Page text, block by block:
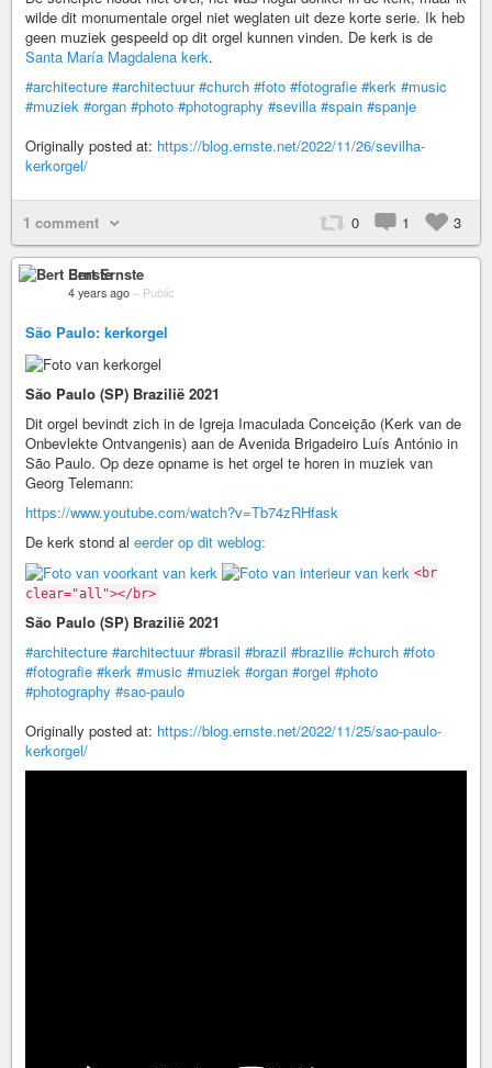
wilde dit monumentale orgel niet weglaten uit deze korte serie. Ik heb
geen muziek gespeeld op dit orgel kunnen vinden. De kerk is de
Santa María Magdalena kerk.
#architecture #architectuur #church #foto #fotografie #kerk #music
#muziek #organ #photo #photography #sevilla #spain #spanje
Originally posted at: https://blog.ernste.net/2022/11/26/sevilha-
kerkorgel/
1 comment 0 1 3
Bert Ernste
4 years ago – Public
São Paulo: kerkorgel
São Paulo (SP) Brazilië 2021
Dit orgel bevindt zich in de Igreja Imaculada Conceição (Kerk van de
Onbevlekte Ontvangenis) aan de Avenida Brigadeiro Luís António in
São Paulo. Op deze opname is het orgel te horen in muziek van
Georg Telemann:
https://www.youtube.com/watch?v=Tb74zRHfask
De kerk stond al eerder op dit weblog:
<br
clear="all"></br>
São Paulo (SP) Brazilië 2021
#architecture #architectuur #brasil #brazil #brazilie #church #foto
#fotografie #kerk #music #muziek #organ #orgel #photo
#photography #sao-paulo
Originally posted at: https://blog.ernste.net/2022/11/25/sao-paulo-
kerkorgel/